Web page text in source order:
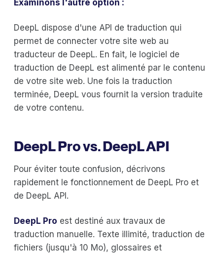
Examinons l'autre option :
DeepL dispose d'une API de traduction qui
permet de connecter votre site web au
traducteur de DeepL. En fait, le logiciel de
traduction de DeepL est alimenté par le contenu
de votre site web. Une fois la traduction
terminée, DeepL vous fournit la version traduite
de votre contenu.
DeepL Pro vs. DeepL API
Pour éviter toute confusion, décrivons
rapidement le fonctionnement de DeepL Pro et
de DeepL API.
DeepL Pro est destiné aux travaux de
traduction manuelle. Texte illimité, traduction de
fichiers (jusqu'à 10 Mo), glossaires et